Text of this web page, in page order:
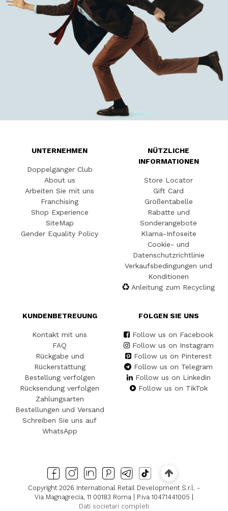
UNTERNEHMEN
Doppelgänger Club
About us
Arbeiten Sie mit uns
Franchising
Shop Experience
SiteMap
Gender Equality Policy
NÜTZLICHE
INFORMATIONEN
Store Locator
Gift Card
Größentabelle
Rabatte und
Sonderangebote
Klarna-Infoseite
Cookie- und
Datenschutzrichtlinie
Verkaufsbedingungen und
Konditionen
Anleitung zum Recycling
KUNDENBETREUUNG
Kontakt mit uns
FAQ
Rückgabe und
Rückerstattung
Bestellung verfolgen
Rücksendung verfolgen
Zahlungsarten
Bestellungen und Versand
Schreiben Sie uns auf
WhatsApp
FOLGEN SIE UNS
Follow us on Facebook
Follow us on Instagram
Follow us on Pinterest
Follow us on Telegram
Follow us on Linkedin
Follow us on TikTok
Copyright 2026 International Retail Development S.r.l. -
Via Magnagrecia, 11 00183 Roma | P.iva 10471441005 |
Dati societari completi